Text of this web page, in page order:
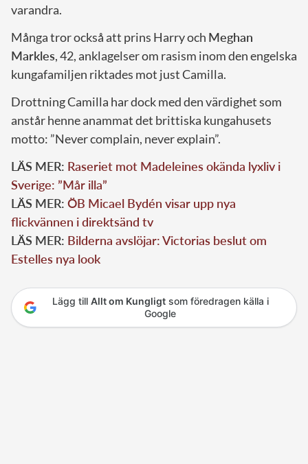
varandra.
Många tror också att prins Harry och Meghan
Markles, 42, anklagelser om rasism inom den engelska
kungafamiljen riktades mot just Camilla.
Drottning Camilla har dock med den värdighet som
anstår henne anammat det brittiska kungahusets
motto: ”Never complain, never explain”.
LÄS MER: Raseriet mot Madeleines okända lyxliv i
Sverige: ”Mår illa”
LÄS MER: ÖB Micael Bydén visar upp nya
flickvännen i direktsänd tv
LÄS MER: Bilderna avslöjar: Victorias beslut om
Estelles nya look
Lägg till Allt om Kungligtsom föredragen källa i
Google